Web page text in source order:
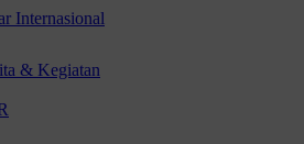
Internasional
& Kegiatan